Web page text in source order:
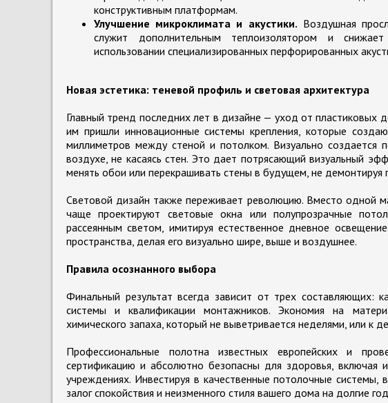
конструктивным платформам.
Улучшение микроклимата и акустики. Воздушная
служит дополнительным теплоизолятором и
использовании специализированных перфорированных
Новая эстетика: теневой профиль и световая архитектура
Главный тренд последних лет в дизайне — уход от пластиковых
им пришли инновационные системы крепления, которые
миллиметров между стеной и потолком. Визуально создается
воздухе, не касаясь стен. Это дает потрясающий визуальный
менять обои или перекрашивать стены в будущем, не демонтируя
Световой дизайн также переживает революцию. Вместо одной
чаще проектируют световые окна или полупрозрачные
рассеянным светом, имитируя естественное дневное
пространства, делая его визуально шире, выше и воздушнее.
Правила осознанного выбора
Финальный результат всегда зависит от трех составляющих:
системы и квалификации монтажников. Экономия на
химического запаха, который не выветривается неделями, или к
Профессиональные полотна известных европейских и
сертификацию и абсолютно безопасны для здоровья, включая
учреждениях. Инвестируя в качественные потолочные
залог спокойствия и неизменного стиля вашего дома на долгие